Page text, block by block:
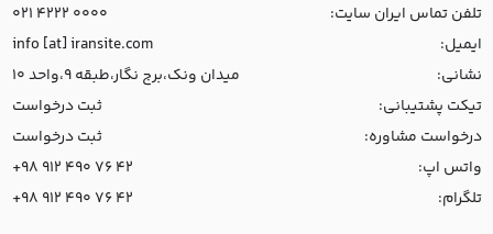
تلفن تماس ایران سایت:
021 4222 0000
ایمیل:
info [at] iransite.com
نشانی:
میدان ونک،برج نگار،طبقه 9،واحد 10
تیکت پشتیبانی:
ثبت درخواست
درخواست مشاوره:
ثبت درخواست
واتس اپ:
+98 912 490 76 42
تلگرام:
+98 912 490 76 42